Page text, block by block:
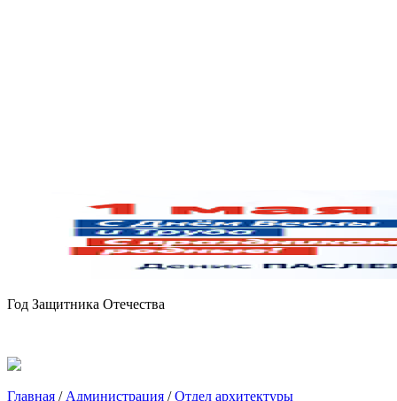
Год Защитника Отечества
Главная / Администрация /Отдел архитектуры